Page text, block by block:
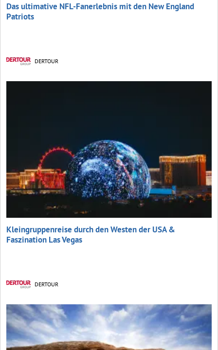
Das ultimative NFL-Fanerlebnis mit den New England
Patriots
DERTOUR
Kleingruppenreise durch den Westen der USA &
Faszination Las Vegas
DERTOUR